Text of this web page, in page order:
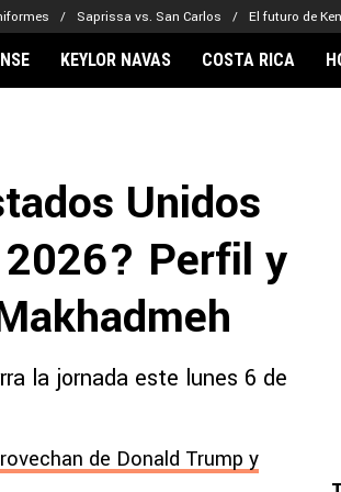
Saprissa vs. San Carlos El futuro de
Alajuelense
Comunicaciones
Olimpia
Real Estelí
Noticias
Real Madrid
KEYLOR NAVAS COSTA RICA
Unidos
Perfil y
la jornada este lunes 6 de
de Donald Trump y